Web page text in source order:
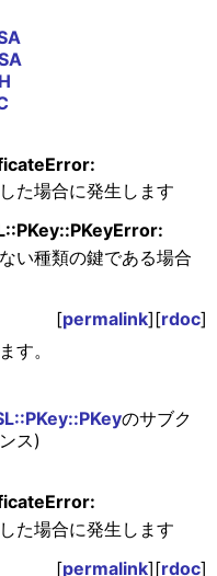
た場合に発生します
い種類の鍵である場合
[permalink][rdoc]
す。
のサブク
ス)
た場合に発生します
[permalink][rdoc]